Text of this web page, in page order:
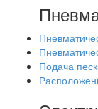
Подача